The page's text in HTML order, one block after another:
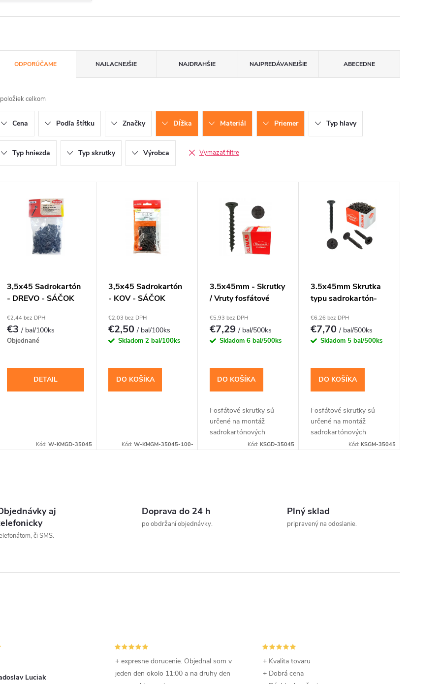
ODPORÚČAME NAJLACNEJŠIE NAJDRAHŠIE NAJPREDÁVANEJŠIE ABECEDNE
celkom
Cena Podľa štítku Značky Dĺžka Materiál Priemer Typ hlavy
Typ hniezda Typ skrutky Výrobca Vymazať filtre
3,5x45 Sadrokartón
- DREVO - SÁČOK
€2,44 bez DPH
€3/ bal/100ks
Objednané
DETAIL
Kód: W-KMGD-35045
3,5x45 Sadrokartón
- KOV - SÁČOK
€2,03 bez DPH
€2,50/ bal/100ks
Skladom 2 bal/100ks
DO KOŠÍKA
Kód: W-KMGM-35045-100-
3.5x45mm - Skrutky
/ Vruty fosfátové
PH-2
€5,93 bez DPH
€7,29/ bal/500ks
Skladom 6 bal/500ks
DO KOŠÍKA
Fosfátové skrutky sú
určené na montáž
sadrokartónových
dosiek do drevených
Kód:KSGD-35045
3.5x45mm Skrutka
typu sadrokartón-
€6,26 bez DPH
€7,70/ bal/500ks
Skladom 5 bal/500ks
DO KOŠÍKA
Fosfátové skrutky sú
určené na montáž
sadrokartónových
dosiek do kovových
Kód: KSGM-35045
aj
či SMS.
Doprava do 24 h
po obdržaní objednávky.
Plný sklad
pripravený na odoslanie.
Luciak
+ expresne dorucenie. Objednal som v
jeden den okolo 11:00 a na druhy den
+ Kvalita tovaru
+ Dobrá cena